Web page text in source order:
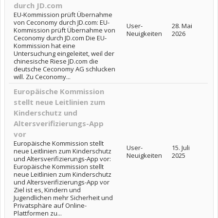
durch JD.com
EU-Kommission prüft Übernahme
von Ceconomy durch JD.com: EU-
Kommission prüft Übernahme von
Ceconomy durch JD.com Die EU-
Kommission hat eine
Untersuchung eingeleitet, weil der
chinesische Riese JD.com die
deutsche Ceconomy AG schlucken
will. Zu Ceconomy...
User-
Neuigkeiten
28. Mai
2026
Europäische Kommission
stellt neue Leitlinien zum
Kinderschutz und
Altersverifizierungs-App
vor
Europäische Kommission stellt
neue Leitlinien zum Kinderschutz
und Altersverifizierungs-App vor:
Europäische Kommission stellt
neue Leitlinien zum Kinderschutz
und Altersverifizierungs-App vor
Ziel ist es, Kindern und
Jugendlichen mehr Sicherheit und
Privatsphäre auf Online-
Plattformen zu...
User-
Neuigkeiten
15. Juli
2025